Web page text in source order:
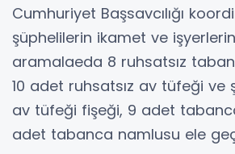
Cumhuriyet Başsavcılığı
şüphelilerin ikamet ve
aramalaeda 8 ruhsatsız
10 adet ruhsatsız av tüfeği ve
av tüfeği fişeği, 9 adet
adet tabanca namlusu ele